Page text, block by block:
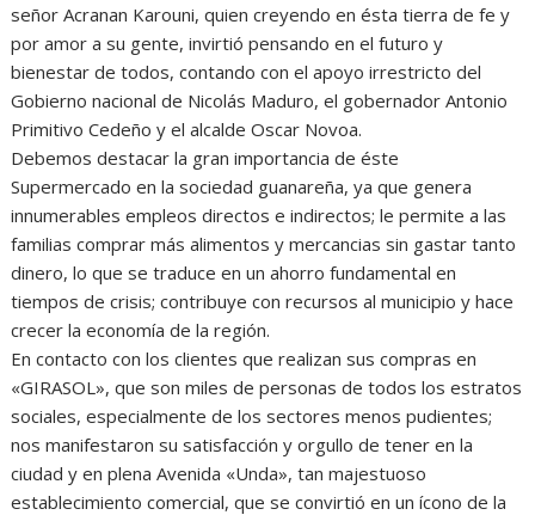
señor Acranan Karouni, quien creyendo en ésta tierra de fe y
por amor a su gente, invirtió pensando en el futuro y
bienestar de todos, contando con el apoyo irrestricto del
Gobierno nacional de Nicolás Maduro, el gobernador Antonio
Primitivo Cedeño y el alcalde Oscar Novoa.
Debemos destacar la gran importancia de éste
Supermercado en la sociedad guanareña, ya que genera
innumerables empleos directos e indirectos; le permite a las
familias comprar más alimentos y mercancias sin gastar tanto
dinero, lo que se traduce en un ahorro fundamental en
tiempos de crisis; contribuye con recursos al municipio y hace
crecer la economía de la región.
En contacto con los clientes que realizan sus compras en
«GIRASOL», que son miles de personas de todos los estratos
sociales, especialmente de los sectores menos pudientes;
nos manifestaron su satisfacción y orgullo de tener en la
ciudad y en plena Avenida «Unda», tan majestuoso
establecimiento comercial, que se convirtió en un ícono de la